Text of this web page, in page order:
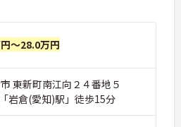
度も完備され、長期的
リフレッシュ休暇も取
をしっかり回復できま
で70歳まで勤務可能で
無理なく長く続けられ
～28.0万円
東新町南江向２４番地５
岩倉(愛知)駅」徒歩15分